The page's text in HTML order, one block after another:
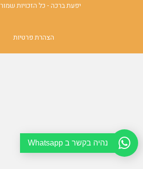
יפעת ברכה - כל הזכויות
הצהרת פרטיות
נהיה בקשר ב Whatsapp